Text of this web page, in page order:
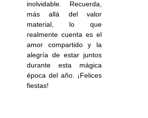
inolvidable. Recuerda,
más allá del valor
material, lo que
realmente cuenta es el
amor compartido y la
alegría de estar juntos
durante esta mágica
época del año. ¡Felices
fiestas!